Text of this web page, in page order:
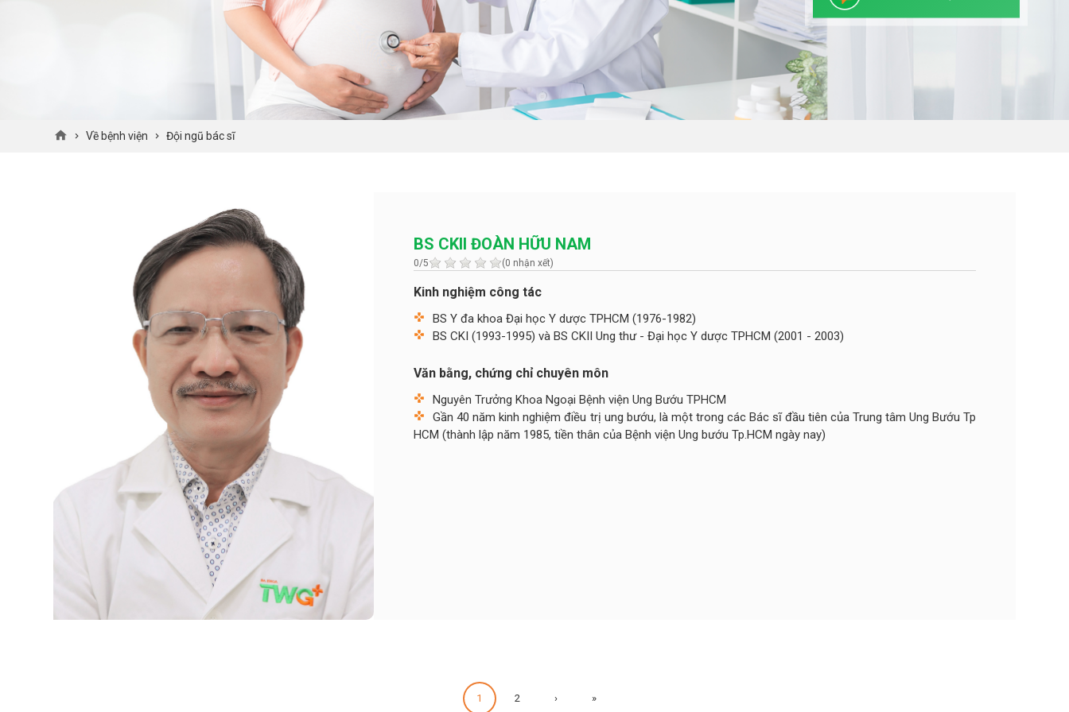
Về bệnh viện Đội ngũ bác sĩ
BS CKII ĐOÀN HỮU NAM
0/5 (0 nhận xết)
Kinh nghiệm công tác
BS Y đa khoa Đại học Y dược TPHCM (1976-1982)
BS CKI (1993-1995) và BS CKII Ung thư - Đại học Y dược TPHCM (2001 - 2003)
Văn bằng, chứng chỉ chuyên môn
Nguyên Trưởng Khoa Ngoại Bệnh viện Ung Bướu TPHCM
Gần 40 năm kinh nghiệm điều trị ung bướu, là một trong các Bác sĩ đầu tiên của Trung tâm Ung Bướu Tp
HCM (thành lập năm 1985, tiền thân của Bệnh viện Ung bướu Tp.HCM ngày nay)
1 2 › »